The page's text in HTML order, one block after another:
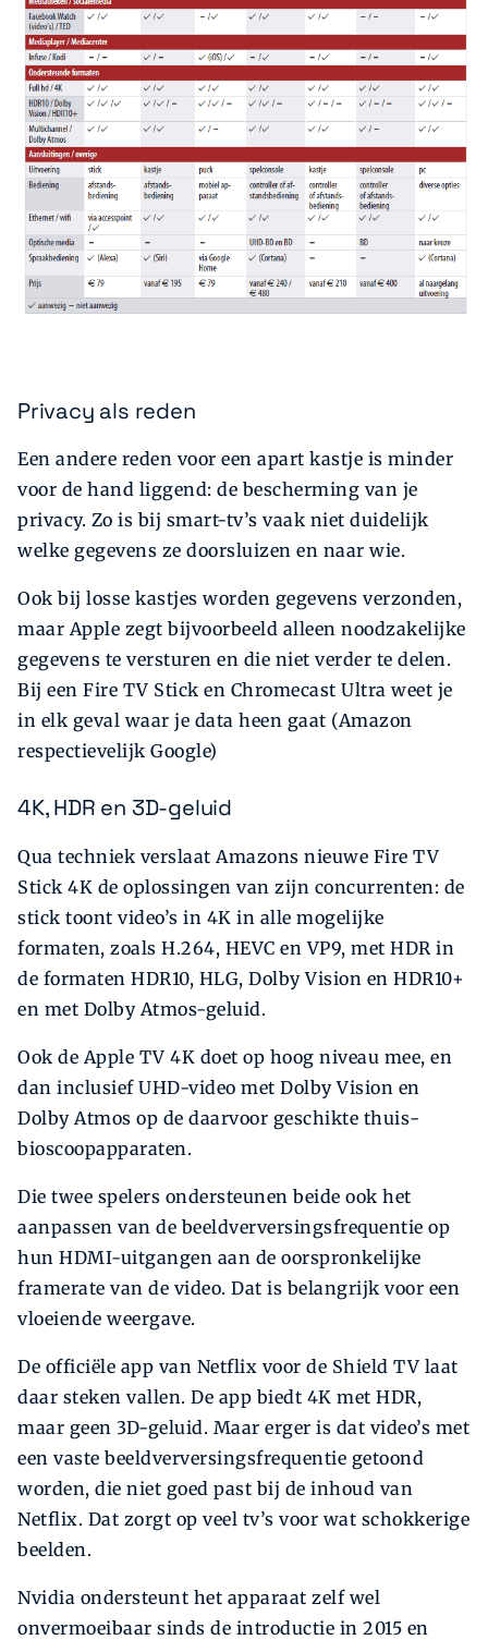
Privacy als reden
Een andere reden voor een apart kastje is minder
voor de hand liggend: de bescherming van je
privacy. Zo is bij smart-tv’s vaak niet duidelijk
welke gegevens ze doorsluizen en naar wie.
Ook bij losse kastjes worden gegevens verzonden,
maar Apple zegt bijvoorbeeld alleen noodzakelijke
gegevens te versturen en die niet verder te delen.
Bij een Fire TV Stick en Chromecast Ultra weet je
in elk geval waar je data heen gaat (Amazon
respectievelijk Google)
4K, HDR en 3D-geluid
Qua techniek verslaat Amazons nieuwe Fire TV
Stick 4K de oplossingen van zijn concurrenten: de
stick toont video’s in 4K in alle mogelijke
formaten, zoals H.264, HEVC en VP9, met HDR in
de formaten HDR10, HLG, Dolby Vision en HDR10+
en met Dolby Atmos-geluid.
Ook de Apple TV 4K doet op hoog niveau mee, en
dan inclusief UHD-video met Dolby Vision en
Dolby Atmos op de daarvoor geschikte thuis­
bioscoopapparaten.
Die twee spelers ondersteunen beide ook het
aanpassen van de beeldverversingsfrequentie op
hun HDMI-uitgangen aan de oorspronkelijke
framerate van de video. Dat is belangrijk voor een
vloeiende weergave.
De officiële app van Netflix voor de Shield TV laat
daar steken vallen. De app biedt 4K met HDR,
maar geen 3D-geluid. Maar erger is dat video’s met
een vaste beeldverversingsfrequentie getoond
worden, die niet goed past bij de inhoud van
Netflix. Dat zorgt op veel tv’s voor wat schokkerige
beelden.
Nvidia ondersteunt het apparaat zelf wel
onvermoeibaar sinds de introductie in 2015 en